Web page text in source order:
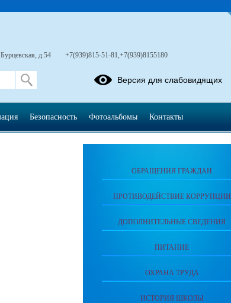
ОБРАЩЕНИЯ ГРАЖДАН
ПРОТИВОДЕЙСТВИЕ КОРРУПЦИИ
ДОПОЛНИТЕЛЬНЫЕ СВЕДЕНИЯ
ПИТАНИЕ
ОХРАНА ТРУДА
ИСТОРИЯ ШКОЛЫ
д.54 +7(939)815-51-81,+7(939)8155180
Версия для слабовидящих
Безопасность Фотоальбомы Контакты